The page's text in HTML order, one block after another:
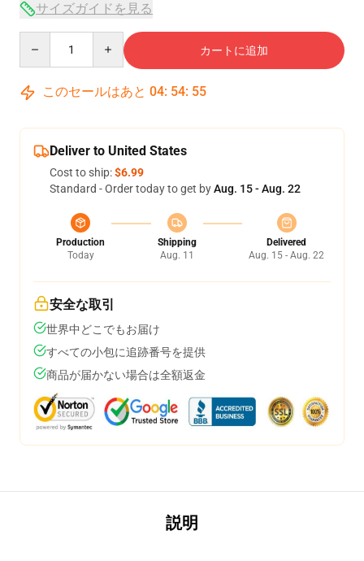
サイズガイドを見る
カートに追加
このセールはあと 04: 54: 54
Deliver to United States
Cost to ship:$6.99
Standard - Order today to get byAug. 15 - Aug. 22
Production
Today
Shipping
Aug. 11
Delivered
Aug. 15 - Aug. 22
安全な取引
世界中どこでもお届け
すべての小包に追跡番号を提供
商品が届かない場合は全額返金
説明